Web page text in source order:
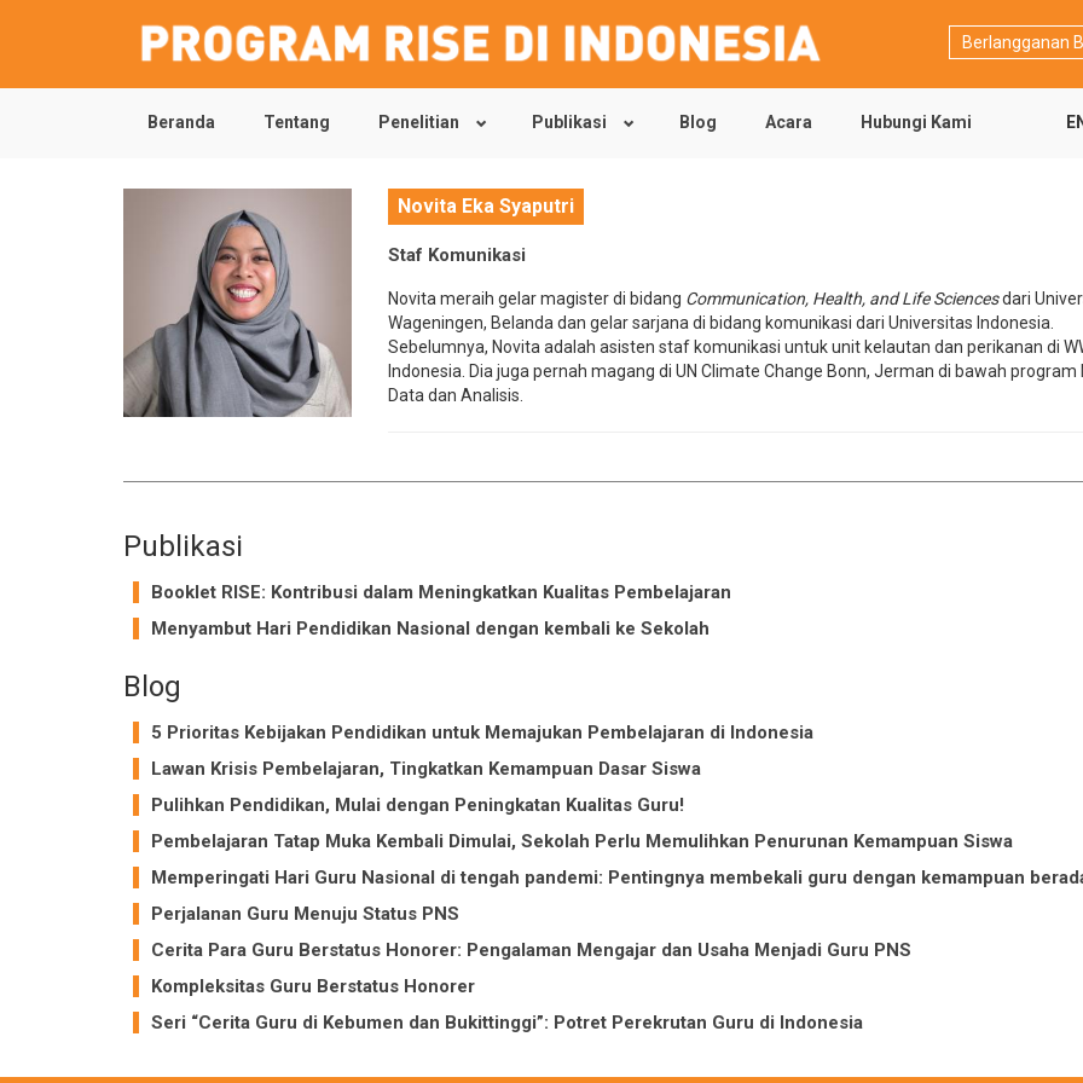
Berlangganan
Beranda Tentang Penelitian Publikasi Blog Acara Hubungi Kami
Novita Eka Syaputri
Staf Komunikasi
Novita meraih gelar magister di bidang Communication, Health, and Life Sciencesdari
Wageningen, Belanda dan gelar sarjana di bidang komunikasi dari Universitas Indonesia.
Sebelumnya, Novita adalah asisten staf komunikasi untuk unit kelautan dan perikanan di
Indonesia. Dia juga pernah magang di UN Climate Change Bonn, Jerman di bawah program
Data dan Analisis.
Publikasi
Booklet RISE: Kontribusi dalam Meningkatkan Kualitas Pembelajaran
Menyambut Hari Pendidikan Nasional dengan kembali ke Sekolah
Blog
5 Prioritas Kebijakan Pendidikan untuk Memajukan Pembelajaran di Indonesia
Lawan Krisis Pembelajaran, Tingkatkan Kemampuan Dasar Siswa
Pulihkan Pendidikan, Mulai dengan Peningkatan Kualitas Guru!
Pembelajaran Tatap Muka Kembali Dimulai, Sekolah Perlu Memulihkan Penurunan Kemampuan Siswa
Memperingati Hari Guru Nasional di tengah pandemi: Pentingnya membekali guru dengan kemampuan
Perjalanan Guru Menuju Status PNS
Cerita Para Guru Berstatus Honorer: Pengalaman Mengajar dan Usaha Menjadi Guru PNS
Kompleksitas Guru Berstatus Honorer
Seri “Cerita Guru di Kebumen dan Bukittinggi”: Potret Perekrutan Guru di Indonesia